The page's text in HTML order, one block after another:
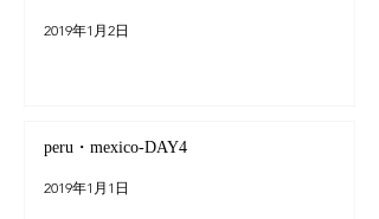
2019年1月2日
peru・mexico-DAY4
2019年1月1日